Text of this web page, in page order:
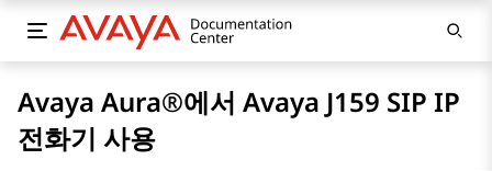
Avaya Aura®에서 Avaya J159 SIP IP
전화기 사용